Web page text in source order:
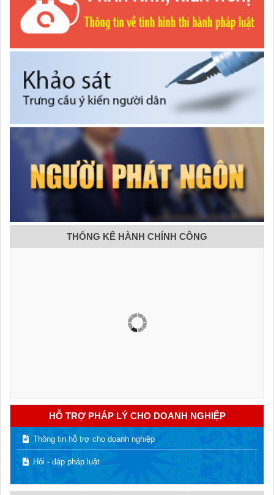
THỐNG KÊ HÀNH CHÍNH CÔNG
HỖ TRỢ PHÁP LÝ CHO DOANH NGHIỆP
Thông tin hỗ trợ cho doanh nghiệp
Hỏi - đáp pháp luật